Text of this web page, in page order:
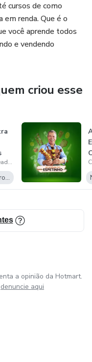
cursos de como
renda. Que é o
você aprende todos
e vendendo
criou esse
Cursos Churrasqueadas
Culinária e Gastronomia
a opinião da Hotmart.
denuncie aqui